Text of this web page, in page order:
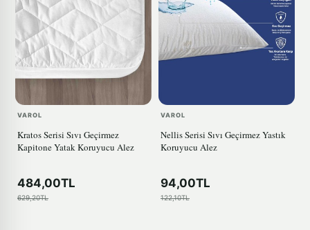
VAROL
Kratos Serisi Sıvı Geçirmez
Kapitone Yatak Koruyucu Alez
484,00TL
629,20TL
VAROL
Nellis Serisi Sıvı Geçirmez Yastık
Koruyucu Alez
94,00TL
122,10TL